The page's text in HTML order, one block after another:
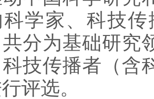
科学家、科技
分为基础研究
技传播者（含
评选。